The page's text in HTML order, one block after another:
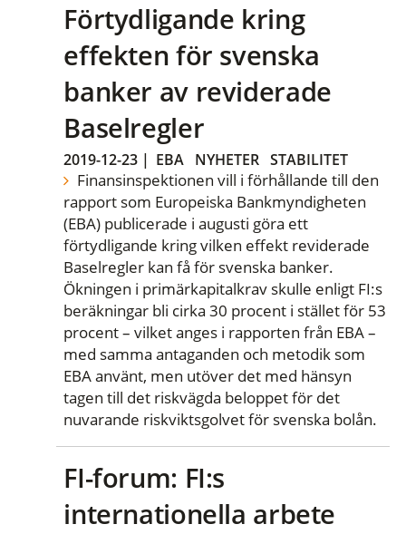
Förtydligande kring
effekten för svenska
banker av reviderade
Baselregler
2019-12-23 | EBA NYHETER STABILITET
Finansinspektionen vill i förhållande till den
rapport som Europeiska Bankmyndigheten
(EBA) publicerade i augusti göra ett
förtydligande kring vilken effekt reviderade
Baselregler kan få för svenska banker.
Ökningen i primärkapitalkrav skulle enligt FI:s
beräkningar bli cirka 30 procent i stället för 53
procent – vilket anges i rapporten från EBA –
med samma antaganden och metodik som
EBA använt, men utöver det med hänsyn
tagen till det riskvägda beloppet för det
nuvarande riskviktsgolvet för svenska bolån.
FI-forum: FI:s
internationella arbete